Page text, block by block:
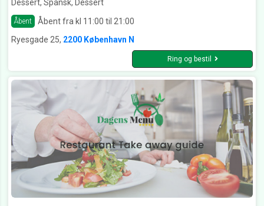
Dessert, Spansk, Dessert
Åbent
Åbent fra kl 11:00 til 21:00
Ryesgade 25, 2200 København N
Ring og bestil